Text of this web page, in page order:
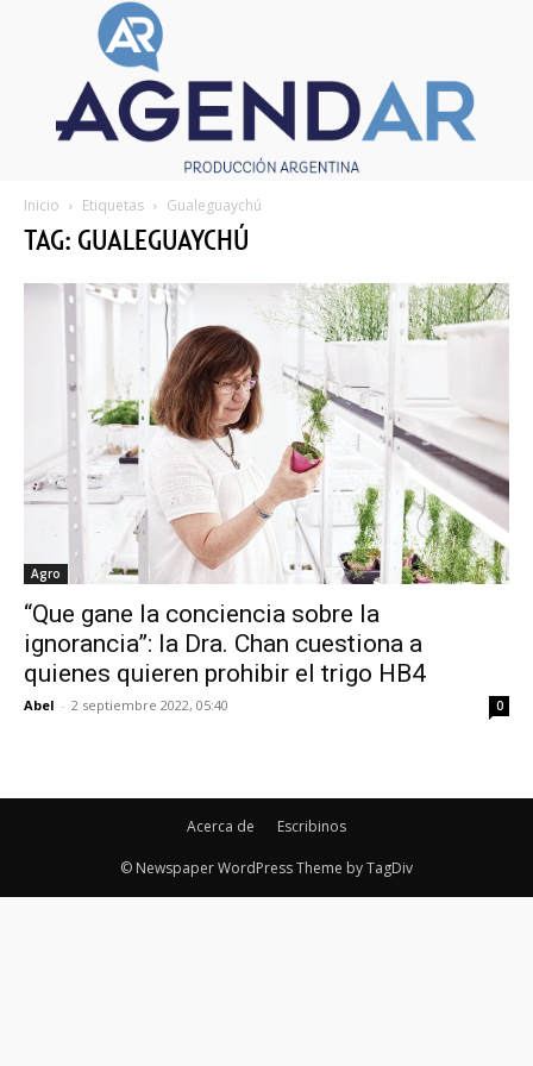
Inicio Etiquetas Gualeguaychú
TAG: GUALEGUAYCHÚ
Agro
“Que gane la conciencia sobre la
ignorancia”: la Dra. Chan cuestiona a
quienes quieren prohibir el trigo HB4
Abel - 2 septiembre 2022, 05:40 0
Acerca de Escribinos
© Newspaper WordPress Theme by TagDiv